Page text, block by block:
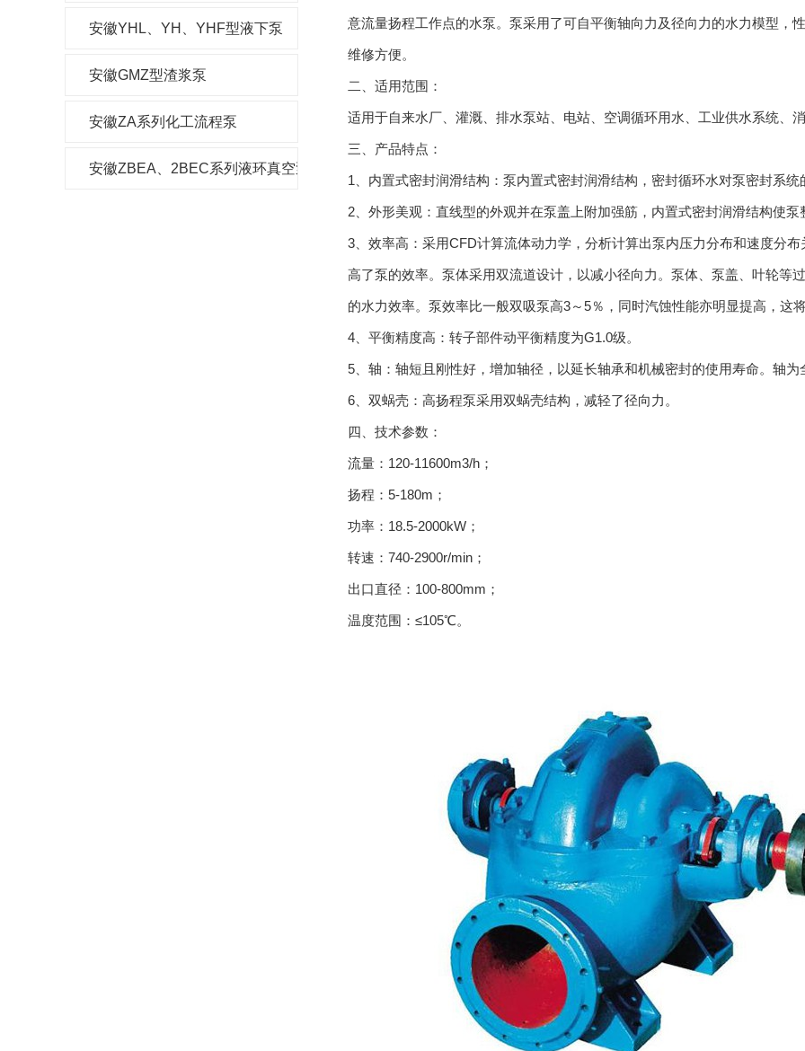
安徽YHL、YH、YHF型液下泵
安徽GMZ型渣浆泵
安徽ZA系列化工流程泵
安徽ZBEA、2BEC系列液环真空泵及压缩机
意流量扬程工作点的水泵。泵采用了可自平衡轴向力及径向力的水力模型，
维修方便。
二、适用范围：
适用于自来水厂、灌溉、排水泵站、电站、空调循环用水、工业供水系统、
三、产品特点：
1、内置式密封润滑结构：泵内置式密封润滑结构，密封循环水对泵密封系
2、外形美观：直线型的外观并在泵盖上附加强筋，内置式密封润滑结构使
3、效率高：采用CFD计算流体动力学，分析计算出泵内压力分布和速度分
高了泵的效率。泵体采用双流道设计，以减小径向力。泵体、泵盖、叶轮等
的水力效率。泵效率比一般双吸泵高3～5％，同时汽蚀性能亦明显提高，这
4、平衡精度高：转子部件动平衡精度为G1.0级。
5、轴：轴短且刚性好，增加轴径，以延长轴承和机械密封的使用寿命。轴
6、双蜗壳：高扬程泵采用双蜗壳结构，减轻了径向力。
四、技术参数：
流量：120-11600m3/h；
扬程：5-180m；
功率：18.5-2000kW；
转速：740-2900r/min；
出口直径：100-800mm；
温度范围：≤105℃。